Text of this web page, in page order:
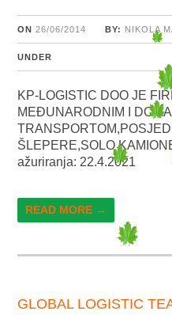
ON 26/06/2014 BY: NIKOLA
UNDER
KP-LOGISTIC DOO JE
MEĐUNARODNIM I
ŠLEPERE,SOLO
ažuriranja: 22.4.2021
READ MORE →
GLOBAL LOGISTIC